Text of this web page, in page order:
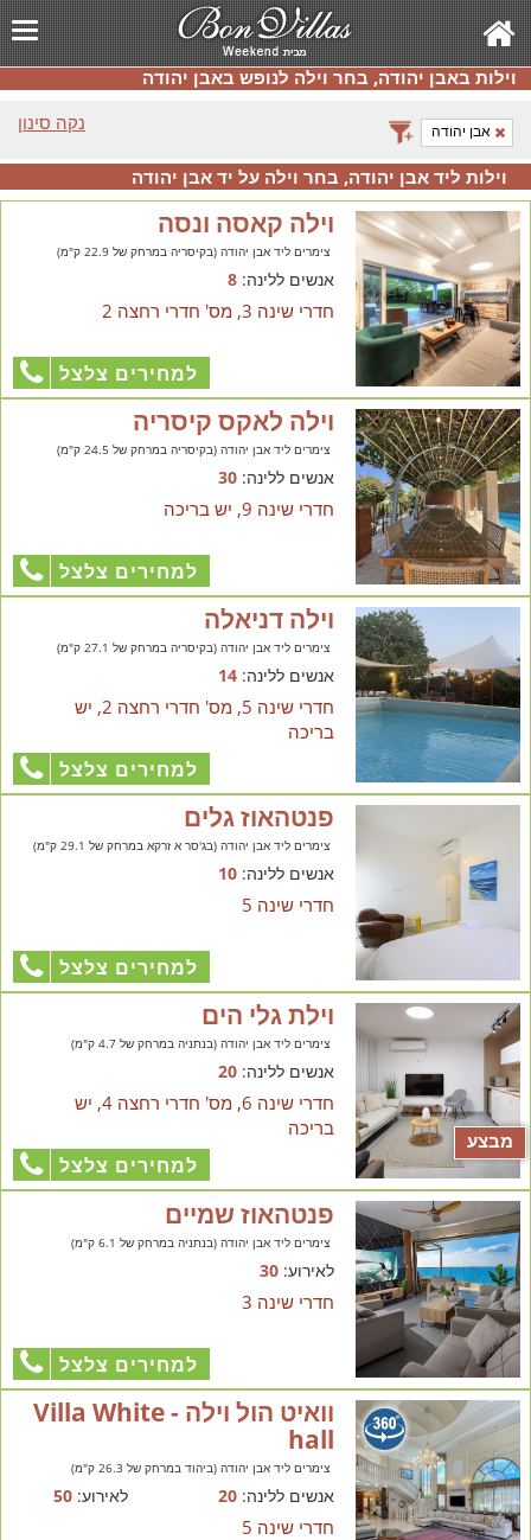
וילות באבן יהודה, בחר וילה לנופש באבן יהודה
נקה סינון
אבן יהודה
וילות ליד אבן יהודה, בחר וילה על יד אבן יהודה
וילה קאסה ונסה
צימרים ליד אבן יהודה (בקיסריה במרחק של 22.9 ק"מ)
אנשים ללינה:8
חדרי שינה 3, מס' חדרי רחצה 2
למחירים צלצל
וילה לאקס קיסריה
צימרים ליד אבן יהודה (בקיסריה במרחק של 24.5 ק"מ)
אנשים ללינה:30
חדרי שינה 9, יש בריכה
למחירים צלצל
וילה דניאלה
צימרים ליד אבן יהודה (בקיסריה במרחק של 27.1 ק"מ)
אנשים ללינה:14
חדרי שינה 5, מס' חדרי רחצה 2, יש
בריכה
למחירים צלצל
פנטהאוז גלים
צימרים ליד אבן יהודה (בג'סר א זרקא במרחק של 29.1 ק"מ)
אנשים ללינה:10
חדרי שינה 5
למחירים צלצל
מבצע
וילת גלי הים
צימרים ליד אבן יהודה (בנתניה במרחק של 4.7 ק"מ)
אנשים ללינה:20
חדרי שינה 6, מס' חדרי רחצה 4, יש
בריכה
למחירים צלצל
פנטהאוז שמיים
צימרים ליד אבן יהודה (בנתניה במרחק של 6.1 ק"מ)
לאירוע:30
חדרי שינה 3
למחירים צלצל
וואיט הול וילה - Villa White
hall
צימרים ליד אבן יהודה (ביהוד במרחק של 26.3 ק"מ)
אנשים ללינה:20 לאירוע:50
חדרי שינה 5